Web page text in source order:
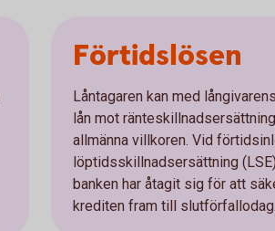
Förtidslösen
Låntagaren kan med
lån mot
allmänna villkoren. Vid
löptidsskillnadsersättning
banken har åtagit sig för att
krediten fram till slutförfallodag.